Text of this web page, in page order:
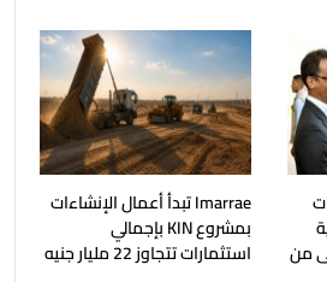
من
Imarrae تبدأ أعمال الإنشاءات
بمشروع KIN بإجمالي
استثمارات تتجاوز 22 مليار جنيه